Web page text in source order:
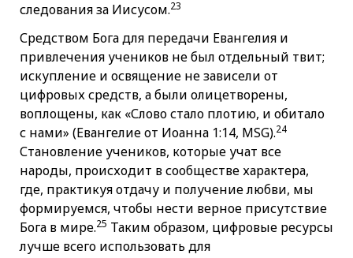
следования за Иисусом.23
Средством Бога для передачи Евангелия и
привлечения учеников не был отдельный твит;
искупление и освящение не зависели от
цифровых средств, а были олицетворены,
воплощены, как «Слово стало плотию, и обитало
с нами» (Евангелие от Иоанна 1:14, MSG).24
Становление учеников, которые учат все
народы, происходит в сообществе характера,
где, практикуя отдачу и получение любви, мы
формируемся, чтобы нести верное присутствие
Бога в мире.25 Таким образом, цифровые ресурсы
лучше всего использовать для